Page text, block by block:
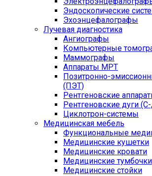
Эндоскопические
Эхоэнцефалографы
Лучевая диагностика
Ангиографы
Компьютерные
Маммографы
Аппараты МРТ
Позитронно-
(ПЭТ)
Рентгеновские
Рентгеновские дуги
Циклотрон-системы
Медицинская мебель
Функциональные
Медицинские кушетки
Медицинские кровати
Медицинские тумбочки
Медицинские стойки